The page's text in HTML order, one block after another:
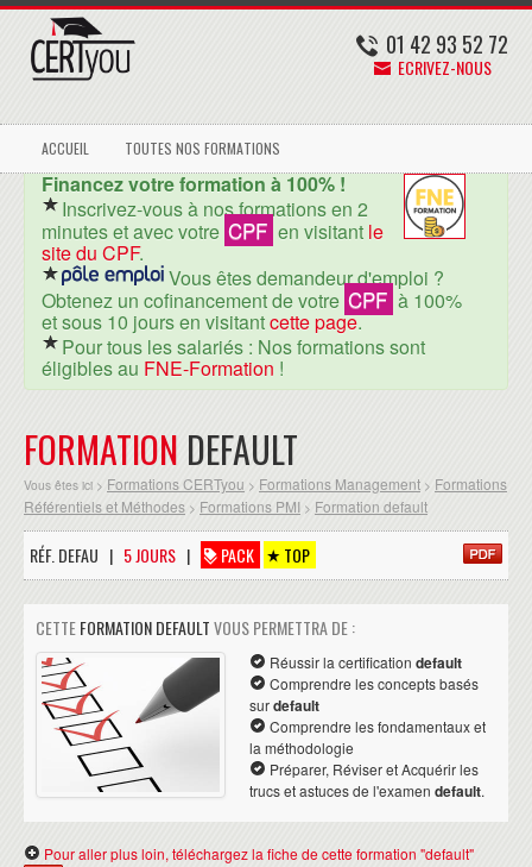
01 42 93 52 72
ECRIVEZ-NOUS
ACCUEIL TOUTES NOS FORMATIONS
Financez votre formation à 100% !
Inscrivez-vous à nos formations en 2
minutes et avec votre CPF en visitant le
site du CPF.
Vous êtes demandeur d'emploi ?
Obtenez un cofinancement de votre CPF à 100%
et sous 10 jours en visitantcette page.
Pour tous les salariés : Nos formations sont
éligibles au FNE-Formation !
FORMATION DEFAULT
Vous êtes ici > Formations CERTyou > Formations Management > Formations
Référentiels et Méthodes > Formations PMI > Formation default
RÉF. DEFAU | 5 JOURS | PACK TOP
CETTEFORMATION DEFAULTVOUS PERMETTRA DE :
Réussir la certification default
Comprendre les concepts basés
surdefault
Comprendre les fondamentaux et
la méthodologie
Préparer, Réviser et Acquérir les
trucs et astuces de l'examen default.
Pour aller plus loin, téléchargez la fiche de cette formation "default"